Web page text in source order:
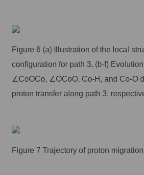
Figure 6 (a) Illustration of the local
configuration for path 3. (b-f)
∠CoOCo, ∠OCoO, Co-H, and Co-O
proton transfer along path 3,
Figure 7 Trajectory of proton migration